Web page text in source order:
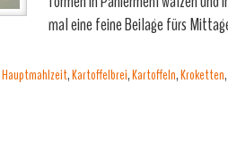
mal eine feine Beilage fürs
Hauptmahlzeit,Kartoffelbrei,Kartoffeln,Kroketten,